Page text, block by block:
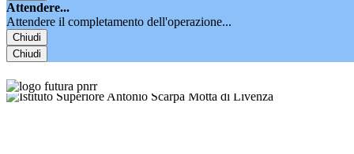
Attendere...
Attendere il completamento dell'operazione...
Chiudi
Chiudi